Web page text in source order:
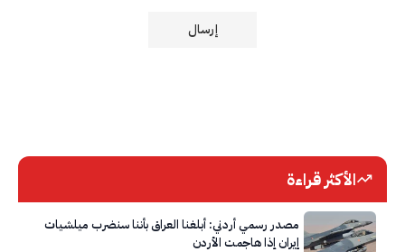
الأكثر قراءة
مصدر رسمي أردني: أبلغنا العراق بأننا سنضرب ميلشيات
إيران إذا هاجمت الأردن